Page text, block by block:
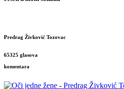
Predrag Živković Tozovac
65325 glasova
komentara